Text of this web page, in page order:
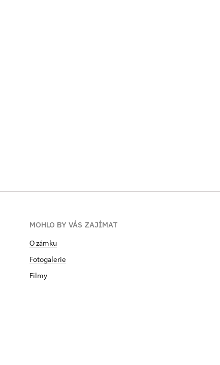
MOHLO BY VÁS ZAJÍMAT
O zámku
Fotogalerie
Filmy